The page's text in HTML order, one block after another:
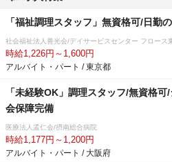
「福祉調理スタッフ」無資格可/日勤
社会福祉法人善光会/デイサービスセンター フロース
時給1,226円～1,600円
アルバイト・パート / 東京都
「未経験OK」調理スタッフ/無資格
会保障完備
医療法人孟仁会/摂南総合病院
時給1,177円～1,200円
アルバイト・パート / 大阪府